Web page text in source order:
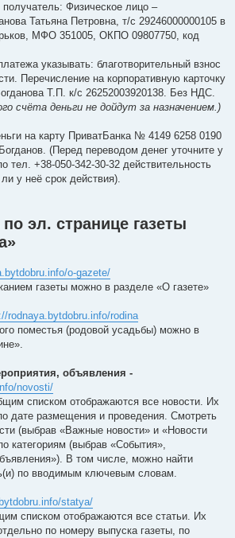
Физическое лицо –
Татьяна Петровна, т/с 29246000000105 в
МФО 351005, ОКПО 09807750, код
указывать: благотворительный взнос
Перечисление на корпоративную карточку
Т.П. к/с 26252003920138. Без НДС.
счёта деньги не дойдут за назначением.)
на карту ПриватБанка № 4149 6258 0190
(Перед переводом денег уточните у
тел. +38-050-342-30-32 действительность
у неё срок действия).
эл. странице газеты
o-gazete/
газеты можно в разделе «О газете»
rodnaya.bytdobru.info/rodina
поместья (родовой усадьбы) можно в
объявления -
novosti/
списком отображаются все новости. Их
дате размещения и проведения. Смотреть
(выбрав «Важные новости» и «Новости
категориям (выбрав «События»,
В том числе, можно найти
по вводимым ключевым словам.
statya/
списком отображаются все статьи. Их
по номеру выпуска газеты, по